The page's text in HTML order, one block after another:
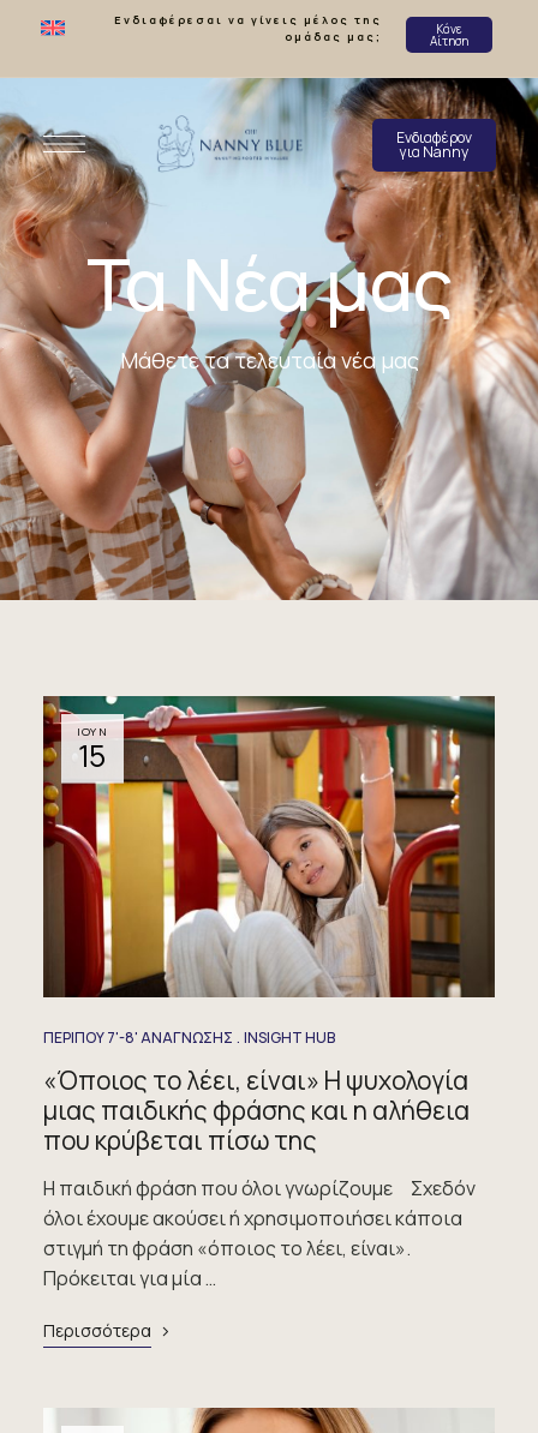
Ενδιαφέρεσαι να γίνεις μέλος της
ομάδας μας;
Κάνε
Αίτηση
Ενδιαφέρον
για Nanny
Τα Νέα μας
Μάθετε τα τελευταία νέα μας
ΙΟΥΝ
15
ΠΕΡΙΠΟΥ 7'-8' ΑΝΑΓΝΩΣΗΣ INSIGHT HUB
«Όποιος το λέει, είναι» Η ψυχολογία
μιας παιδικής φράσης και η αλήθεια
που κρύβεται πίσω της
Η παιδική φράση που όλοι γνωρίζουμε Σχεδόν
όλοι έχουμε ακούσει ή χρησιμοποιήσει κάποια
στιγμή τη φράση «όποιος το λέει, είναι».
Πρόκειται για μία …
Περισσότερα